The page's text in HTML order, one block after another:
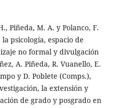
Piñeda, M. A. y Polanco, F.
psicología, espacio de
no formal y divulgación
A. Piñeda, R. Vuanello, E.
y D. Poblete (Comps.),
la extensión y
de grado y posgrado en